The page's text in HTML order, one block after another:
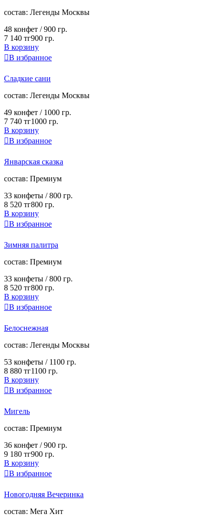
cостав: Легенды Москвы
48 конфет /900 гр.
7 140 тг900 гр.
В корзину
В избранное
Сладкие сани
cостав: Легенды Москвы
49 конфет / 1000 гр.
7 740 тг1000 гр.
В корзину
В избранное
Январская сказка
cостав: Премиум
33 конфеты /800 гр.
8 520 тг800 гр.
В корзину
В избранное
Зимняя палитра
cостав: Премиум
33 конфеты /800 гр.
8 520 тг800 гр.
В корзину
В избранное
Белоснежная
cостав: Легенды Москвы
53 конфеты / 1100 гр.
8 880 тг1100 гр.
В корзину
В избранное
Мигель
cостав: Премиум
36 конфет /900 гр.
9 180 тг900 гр.
В корзину
В избранное
Новогодняя Вечеринка
cостав: Мега Хит